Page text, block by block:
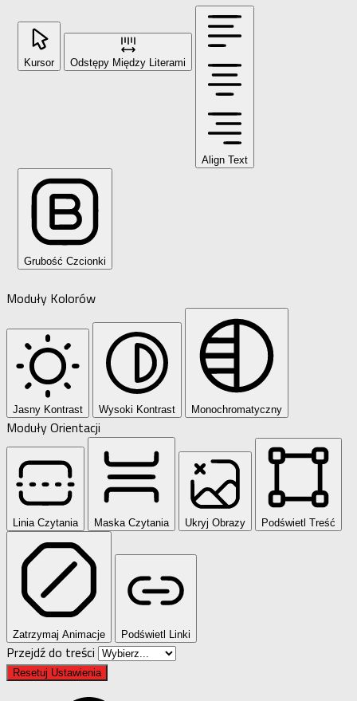
Kursor Odstępy Między Literami
Align Text
Grubość Czcionki
Moduły Kolorów
Jasny Kontrast Wysoki Kontrast Monochromatyczny
Moduły Orientacji
Linia Czytania Maska Czytania Ukryj Obrazy Podświetl Treść
Zatrzymaj Animacje Podświetl Linki
Przejdź do treści
Resetuj Ustawienia